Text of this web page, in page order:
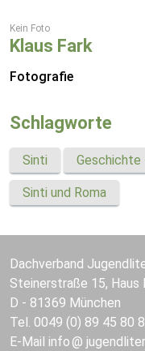
Kein Foto
Klaus Fark
Fotografie
Schlagworte
Sinti Geschichte
Sinti und Roma
Dachverband
Steinerstraße 15, Haus
D - 81369 München
Tel. 0049 (0) 89 45 80
E-Mail info